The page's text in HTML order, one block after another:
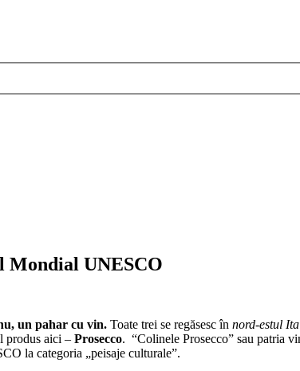
Mondial UNESCO
un pahar cu vin. Toate trei se regăsesc în nord-estul
produs aici – Prosecco. “Colinele Prosecco” sau patria
la categoria „peisaje culturale”.